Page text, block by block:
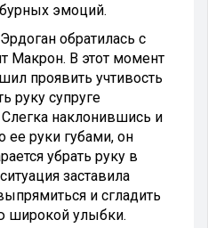
эмоций.
обратилась с
Макрон. В этот момент
проявить учтивость
руку супруге
Слегка наклонившись и
ее руки губами, он
убрать руку в
заставила
и сгладить
широкой улыбки.